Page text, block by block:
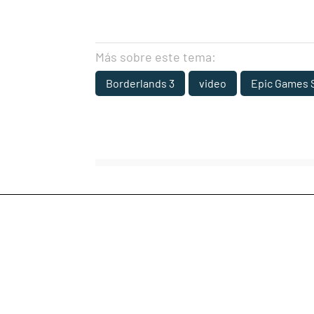
Más sobre este tema:
Borderlands 3 video Epic Games